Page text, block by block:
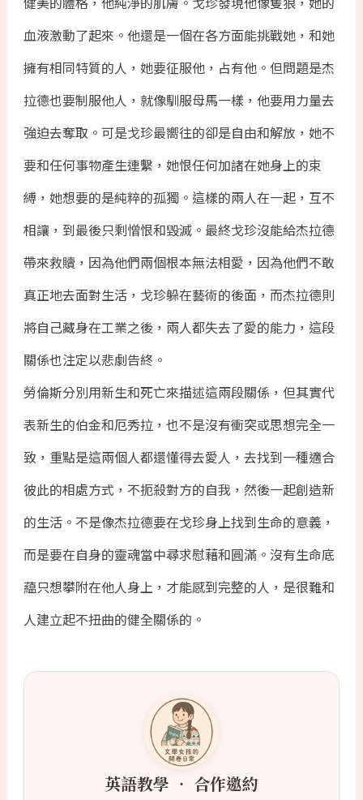
血液激動了起來。他還是一個在各方面能挑戰她，和她
擁有相同特質的人，她要征服他，占有他。但問題是杰
拉德也要制服他人，就像馴服母馬一樣，他要用力量去
強迫去奪取。可是戈珍最嚮往的卻是自由和解放，她不
要和任何事物產生連繫，她恨任何加諸在她身上的束
縛，她想要的是純粹的孤獨。這樣的兩人在一起，互不
相讓，到最後只剩憎恨和毀滅。最終戈珍沒能給杰拉德
帶來救贖，因為他們兩個根本無法相愛，因為他們不敢
真正地去面對生活，戈珍躲在藝術的後面，而杰拉德則
將自己藏身在工業之後，兩人都失去了愛的能力，這段
關係也注定以悲劇告終。
勞倫斯分別用新生和死亡來描述這兩段關係，但其實代
表新生的伯金和厄秀拉，也不是沒有衝突或思想完全一
致，重點是這兩個人都還懂得去愛人，去找到一種適合
彼此的相處方式，不扼殺對方的自我，然後一起創造新
的生活。不是像杰拉德要在戈珍身上找到生命的意義，
而是要在自身的靈魂當中尋求慰藉和圓滿。沒有生命底
藴只想攀附在他人身上，才能感到完整的人，是很難和
人建立起不扭曲的健全關係的。
英語教學 ‧ 合作邀約